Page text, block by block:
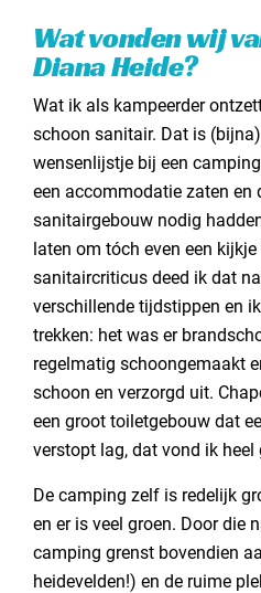
Wat vonden wij
Diana Heide?
Wat ik als kampeerder
schoon sanitair. Dat is
wensenlijstje bij een
een accommodatie zaten en
sanitairgebouw nodig
laten om tóch even een
sanitaircriticus deed ik dat
verschillende tijdstippen en
trekken: het was er
regelmatig schoongemaakt
schoon en verzorgd uit.
een groot toiletgebouw dat
verstopt lag, dat vond ik heel
De camping zelf is redelijk
en er is veel groen. Door die
camping grenst bovendien
heidevelden!) en de ruime